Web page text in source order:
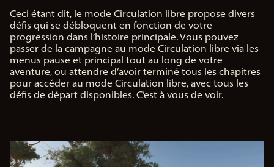
Ceci étant dit, le mode Circulation libre propose divers
défis qui se débloquent en fonction de votre
progression dans l’histoire principale. Vous pouvez
passer de la campagne au mode Circulation libre via les
menus pause et principal tout au long de votre
aventure, ou attendre d’avoir terminé tous les chapitres
pour accéder au mode Circulation libre, avec tous les
défis de départ disponibles. C’est à vous de voir.